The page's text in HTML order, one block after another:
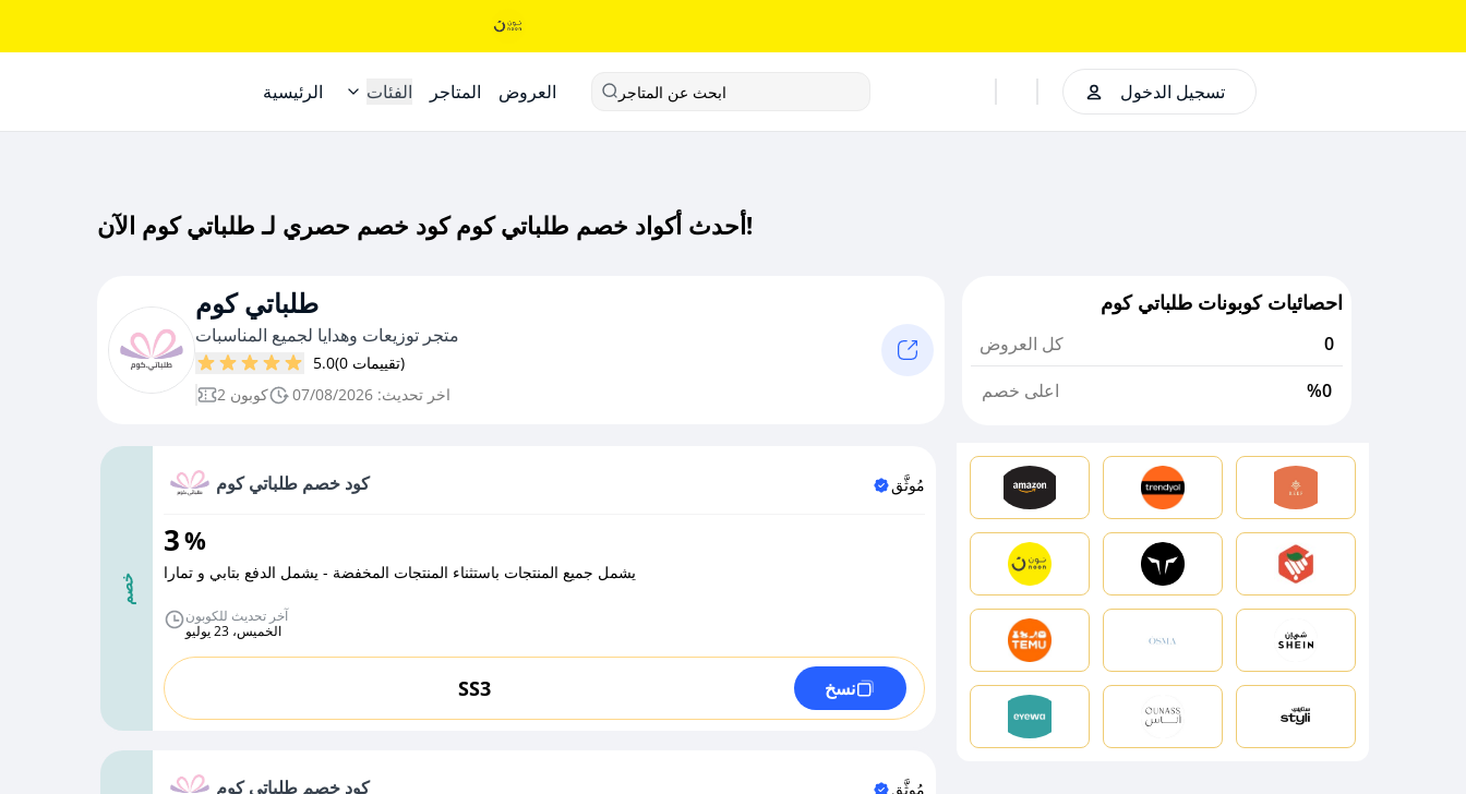
الرئيسية الفئات المتاجر العروض ابحث عن المتاجر تسجيل الدخول
أحدث أكواد خصم طلباتي كوم كود خصم حصري لـ طلباتي كوم الآن!
طلباتي كوم
متجر توزيعات وهدايا لجميع المناسبات
5.0
(0 تقييمات)
2 كوبون
اخر تحديث: 07/08/2026
احصائيات كوبونات طلباتي كوم
كل العروض
0
اعلى خصم
%0
خصم
كود خصم طلباتي كوم مُوثَّق
3%
يشمل جميع المنتجات باستثناء المنتجات المخفضة - يشمل الدفع بتابي و تمارا
آخر تحديث للكوبون
الخميس، 23 يوليو
SS3 نسخ
كود خصم طلباتي كوم مُوثَّق